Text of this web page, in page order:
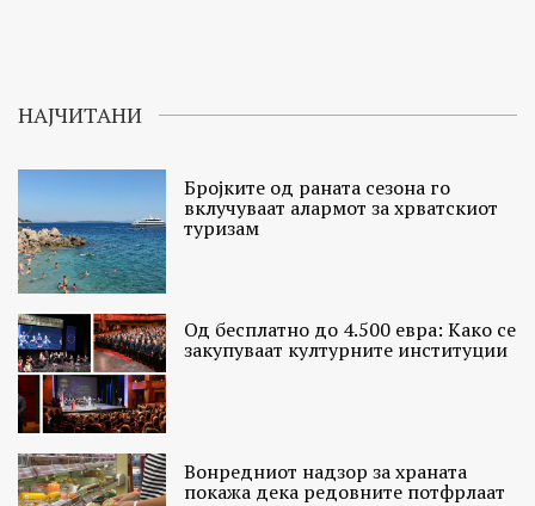
НАЈЧИТАНИ
Бројките од раната сезона го
вклучуваат алармот за хрватскиот
туризам
Од бесплатно до 4.500 евра: Како се
закупуваат културните институции
Вонредниот надзор за храната
покажа дека редовните потфрлаат